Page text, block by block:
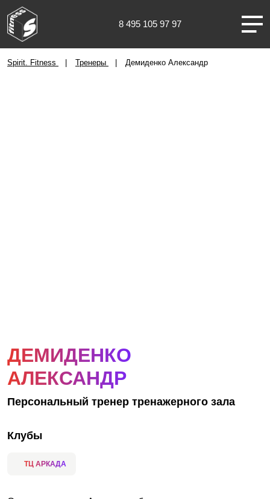
8 495 105 97 97
Уфа
Spirit. Fitness Тренеры Демиденко Александр
ДЕМИДЕНКО
АЛЕКСАНДР
Персональный тренер тренажерного зала
Клубы
ТЦ АРКАДА